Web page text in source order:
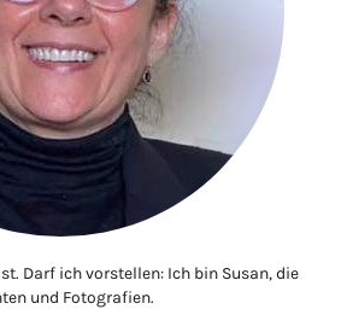
Darf ich vorstellen: Ich bin Susan, die
und Fotografien.